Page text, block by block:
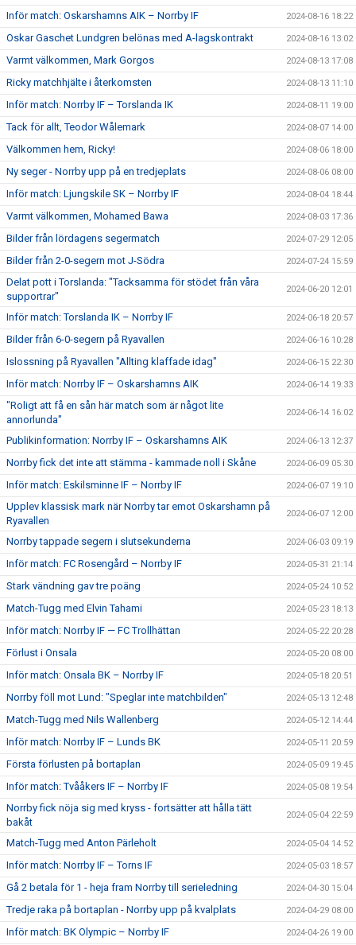
Inför match: Oskarshamns AIK – Norrby IF 2024-08-16 18:22
Oskar Gaschet Lundgren belönas med A-lagskontrakt 2024-08-16 13:02
Varmt välkommen, Mark Gorgos 2024-08-13 17:08
Ricky matchhjälte i återkomsten 2024-08-13 11:10
Inför match: Norrby IF – Torslanda IK 2024-08-11 19:00
Tack för allt, Teodor Wålemark 2024-08-07 14:00
Välkommen hem, Ricky! 2024-08-06 18:00
Ny seger - Norrby upp på en tredjeplats 2024-08-06 08:00
Inför match: Ljungskile SK – Norrby IF 2024-08-04 18:44
Varmt välkommen, Mohamed Bawa 2024-08-03 17:36
Bilder från lördagens segermatch 2024-07-29 12:05
Bilder från 2-0-segern mot J-Södra 2024-07-24 15:59
Delat pott i Torslanda: "Tacksamma för stödet från våra
supportrar"
2024-06-20 12:01
Inför match: Torslanda IK – Norrby IF 2024-06-18 20:57
Bilder från 6-0-segern på Ryavallen 2024-06-16 10:28
Islossning på Ryavallen "Allting klaffade idag" 2024-06-15 22:30
Inför match: Norrby IF – Oskarshamns AIK 2024-06-14 19:33
"Roligt att få en sån här match som är något lite
annorlunda"
2024-06-14 16:02
Publikinformation: Norrby IF – Oskarshamns AIK 2024-06-13 12:37
Norrby fick det inte att stämma - kammade noll i Skåne 2024-06-09 05:30
Inför match: Eskilsminne IF – Norrby IF 2024-06-07 19:10
Upplev klassisk mark när Norrby tar emot Oskarshamn på
Ryavallen
2024-06-07 12:00
Norrby tappade segern i slutsekunderna 2024-06-03 09:19
Inför match: FC Rosengård – Norrby IF 2024-05-31 21:14
Stark vändning gav tre poäng 2024-05-24 10:52
Match-Tugg med Elvin Tahami 2024-05-23 18:13
Inför match: Norrby IF — FC Trollhättan 2024-05-22 20:28
Förlust i Onsala 2024-05-20 08:00
Inför match: Onsala BK – Norrby IF 2024-05-18 20:51
Norrby föll mot Lund: "Speglar inte matchbilden" 2024-05-13 12:48
Match-Tugg med Nils Wallenberg 2024-05-12 14:44
Inför match: Norrby IF – Lunds BK 2024-05-11 20:59
Första förlusten på bortaplan 2024-05-09 19:45
Inför match: Tvååkers IF – Norrby IF 2024-05-08 19:54
Norrby fick nöja sig med kryss - fortsätter att hålla tätt
bakåt
2024-05-04 22:59
Match-Tugg med Anton Pärleholt 2024-05-04 14:52
Inför match: Norrby IF – Torns IF 2024-05-03 18:57
Gå 2 betala för 1 - heja fram Norrby till serieledning 2024-04-30 15:04
Tredje raka på bortaplan - Norrby upp på kvalplats 2024-04-29 08:00
Inför match: BK Olympic – Norrby IF 2024-04-26 19:00